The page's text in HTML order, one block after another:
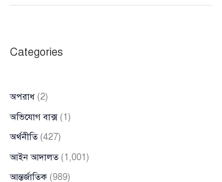
পেলেন
২৭
জওয়ান
Categories
অপরাধ (2)
অভিযোগ বাক্স(1)
অর্থনীতি(427)
আইন আদালত(1,001)
আন্তর্জাতিক (989)